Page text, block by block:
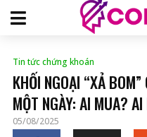
Tin tức chứng khoán
KHỐI NGOẠI “XẢ
MỘT NGÀY: AI MUA?
05/08/2025